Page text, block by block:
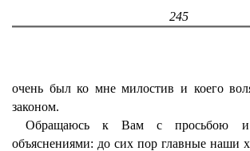
245
очень был ко мне милостив и коего
законом.
Обращаюсь к Вам с просьбою
объяснениями: до сих пор главные наши